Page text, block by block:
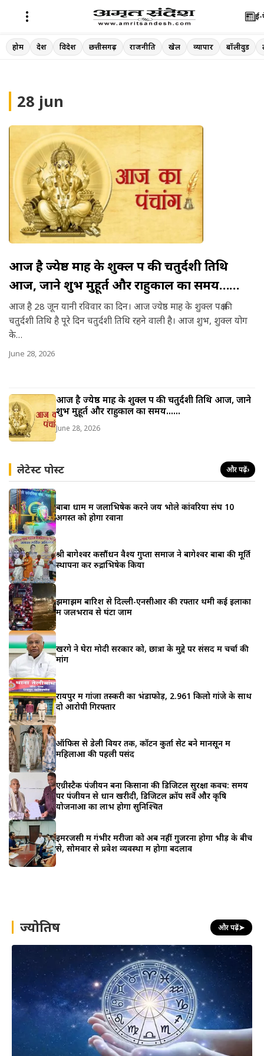
Skip
to
ई-
होम देश विदेश छत्तीसगढ़ राजनीति खेल व्यापार बॉलीवुड
28 jun
आज है ज्येष्ठ माह के शुक्ल पक्ष की चतुर्दशी तिथि
आज, जाने शुभ मुहूर्त और राहुकाल का समय……
आज है 28 जून यानी रविवार का दिन। आज ज्येष्ठ माह के शुक्ल पक्ष की
चतुर्दशी तिथि है पूरे दिन चतुर्दशी तिथि रहने वाली है। आज शुभ, शुक्ल योग
के…
June 28, 2026
आज है ज्येष्ठ माह के शुक्ल पक्ष की चतुर्दशी तिथि आज, जाने
शुभ मुहूर्त और राहुकाल का समय……
June 28, 2026
लेटेस्ट पोस्ट और पढ़ें›
बाबा धाम में जलाभिषेक करने जय भोले कांवरिया संघ 10
अगस्त को होगा रवाना
श्री बागेश्वर कसौंधन वैश्य गुप्ता समाज ने बागेश्वर बाबा की मूर्ति
स्थापना कर रुद्राभिषेक किया
झमाझम बारिश से दिल्ली-एनसीआर की रफ्तार थमी कई इलाकों
में जलभराव से घंटों जाम
खरगे ने घेरा मोदी सरकार को, छात्रों के मुद्दे पर संसद में चर्चा की
मांग
रायपुर में गांजा तस्करी का भंडाफोड़, 2.961 किलो गांजे के साथ
दो आरोपी गिरफ्तार
ऑफिस से डेली वियर तक, कॉटन कुर्ता सेट बने मानसून में
महिलाओं की पहली पसंद
एग्रीस्टैक पंजीयन बना किसानों की डिजिटल सुरक्षा कवच: समय
पर पंजीयन से धान खरीदी, डिजिटल क्रॉप सर्वे और कृषि
योजनाओं का लाभ होगा सुनिश्चित
इमरजेंसी में गंभीर मरीजों को अब नहीं गुजरना होगा भीड़ के बीच
से, सोमवार से प्रवेश व्यवस्था में होगा बदलाव
ज्योतिष और पढ़ें➤